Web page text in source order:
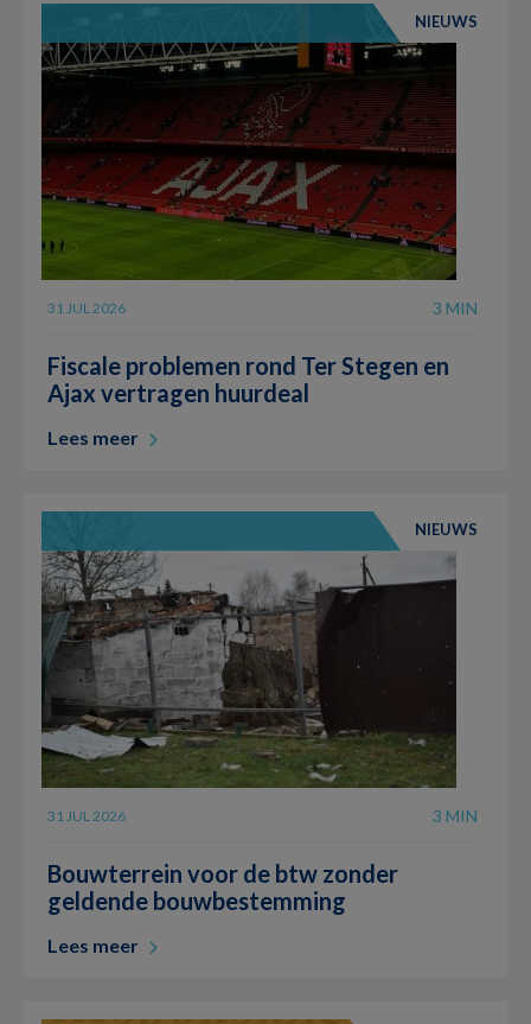
NIEUWS
31 JUL 2026 3 MIN
Fiscale problemen rond Ter Stegen en
Ajax vertragen huurdeal
Lees meer
NIEUWS
31 JUL 2026 3 MIN
Bouwterrein voor de btw zonder
geldende bouwbestemming
Lees meer